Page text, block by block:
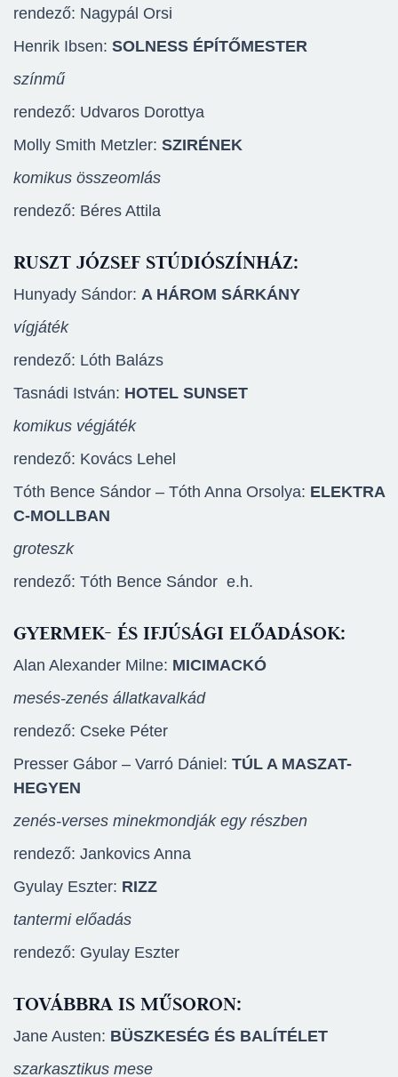
rendező: Nagypál Orsi
Henrik Ibsen: SOLNESS ÉPÍTŐMESTER
színmű
rendező: Udvaros Dorottya
Molly Smith Metzler: SZIRÉNEK
komikus összeomlás
rendező: Béres Attila
RUSZT JÓZSEF STÚDIÓSZÍNHÁZ:
Hunyady Sándor: A HÁROM SÁRKÁNY
vígjáték
rendező: Lóth Balázs
Tasnádi István: HOTEL SUNSET
komikus végjáték
rendező: Kovács Lehel
Tóth Bence Sándor – Tóth Anna Orsolya: ELEKTRA
C-MOLLBAN
groteszk
rendező: Tóth Bence Sándor e.h.
GYERMEK- ÉS IFJÚSÁGI ELŐADÁSOK:
Alan Alexander Milne: MICIMACKÓ
mesés-zenés állatkavalkád
rendező: Cseke Péter
Presser Gábor – Varró Dániel: TÚL A MASZAT-
HEGYEN
zenés-verses minekmondják egy részben
rendező: Jankovics Anna
Gyulay Eszter: RIZZ
tantermi előadás
rendező: Gyulay Eszter
TOVÁBBRA IS MŰSORON:
Jane Austen: BÜSZKESÉG ÉS BALÍTÉLET
szarkasztikus mese